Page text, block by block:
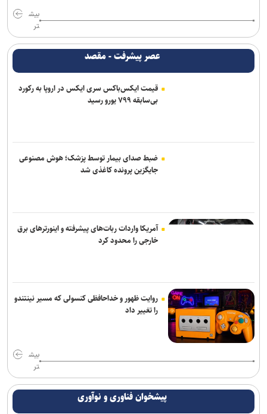
بیش
تر
عصر پیشرفت - مقصد
قیمت ایکس‌باکس سری ایکس در اروپا به رکورد
بی‌سابقه ۷۹۹ یورو رسید
ضبط صدای بیمار توسط پزشک؛ هوش مصنوعی
جایگزین پرونده کاغذی شد
آمریکا واردات ربات‌های پیشرفته و اینورترهای برق
خارجی را محدود کرد
روایت ظهور و خداحافظی کنسولی که مسیر نینتندو
را تغییر داد
بیش
تر
پیشخوان فناوری و نوآوری